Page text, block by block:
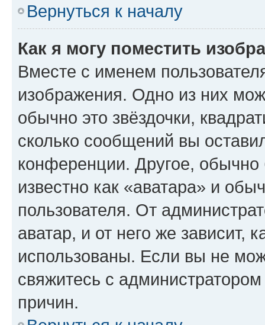
Вернуться к началу
Как я могу поместить
Вместе с именем
изображения. Одно из них
обычно это звёздочки,
сколько сообщений вы
конференции. Другое,
известно как «аватара» и
пользователя. От
аватар, и от него же зависит,
использованы. Если вы не
свяжитесь с
причин.